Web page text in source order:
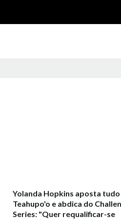
Yolanda Hopkins aposta tudo
Teahupo'o e abdica do
Series: "Quer requalificar-se